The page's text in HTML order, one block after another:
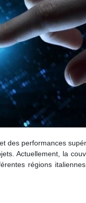
des performances
Actuellement, la
régions